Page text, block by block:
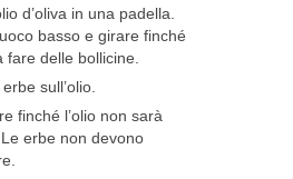
d’oliva in una padella.
basso e girare finché
fare delle bollicine.
sull’olio.
finché l’olio non sarà
erbe non devono